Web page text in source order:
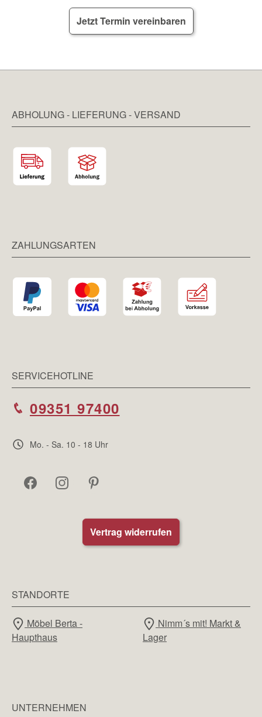
Jetzt Termin vereinbaren
ABHOLUNG - LIEFERUNG - VERSAND
ZAHLUNGSARTEN
SERVICEHOTLINE
09351 97400
Mo. - Sa. 10 - 18 Uhr
Vertrag widerrufen
STANDORTE
Möbel Berta -
Haupthaus
Nimm´s mit! Markt &
Lager
UNTERNEHMEN